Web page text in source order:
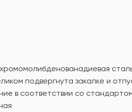
подвергнута закалке и
в соответствии со